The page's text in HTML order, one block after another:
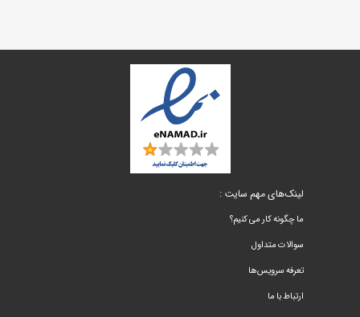
لینک‌های مهم سایت :
ما چگونه کار می کنیم؟
سوالات متداول
تعرفه سرویس‌ها
ارتباط با ما